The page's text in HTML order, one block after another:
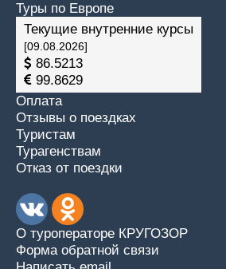
Туры по Европе
Текущие внутренние курсы
[09.08.2026]
86.5213
99.8629
Оплата
Отзывы о поездках
Туристам
Турагенствам
Отказ от поездки
О туроператоре КРУГОЗОР
Форма обратной связи